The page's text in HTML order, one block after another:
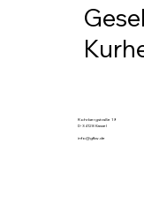
Rohrbergstraße 19
D-34128 Kassel
info@gfkw.de